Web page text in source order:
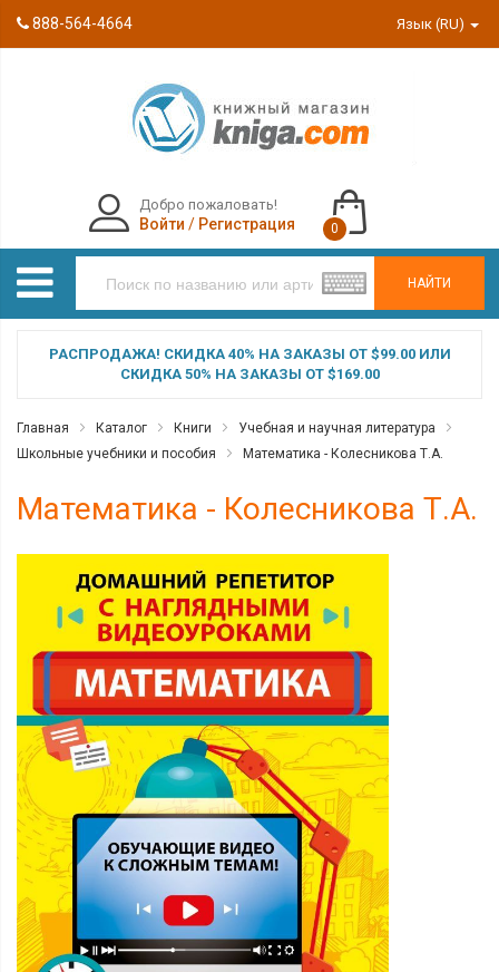
888-564-4664 Язык (RU)
НАЙТИ
Добро пожаловать!
Войти / Регистрация 0
РАСПРОДАЖА! СКИДКА 40% НА ЗАКАЗЫ ОТ $99.00 ИЛИ
СКИДКА 50% НА ЗАКАЗЫ ОТ $169.00
Главная Каталог Книги
Учебная и научная литература
Школьные учебники и пособия
Математика - Колесникова Т.А.
Математика - Колесникова Т.А.